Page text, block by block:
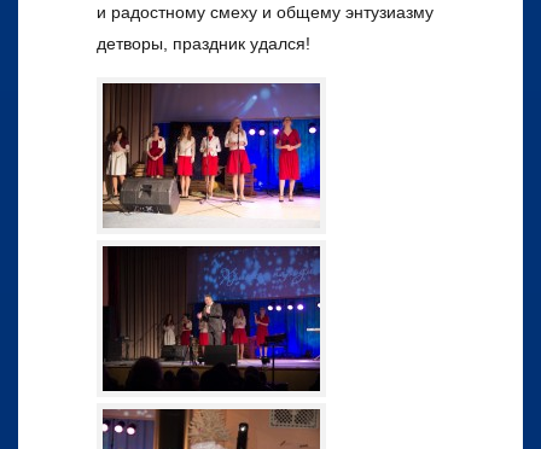
и радостному смеху и общему энтузиазму
детворы, праздник удался!